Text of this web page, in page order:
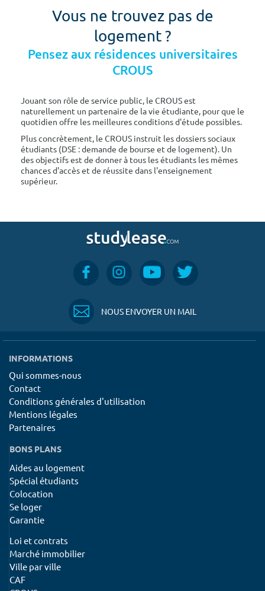
Vous ne trouvez pas de
logement ?
Pensez aux résidences universitaires
CROUS
Jouant son rôle de service public, le CROUS est
naturellement un partenaire de la vie étudiante, pour que le
quotidien offre les meilleures conditions d'étude possibles.
Plus concrètement, le CROUS instruit les dossiers sociaux
étudiants (DSE : demande de bourse et de logement). Un
des objectifs est de donner à tous les étudiants les mêmes
chances d'accès et de réussite dans l'enseignement
supérieur.
NOUS ENVOYER UN MAIL
INFORMATIONS
Qui sommes-nous
Contact
Conditions générales d'utilisation
Mentions légales
Partenaires
BONS PLANS
Aides au logement
Spécial étudiants
Colocation
Se loger
Garantie
Loi et contrats
Marché immobilier
Ville par ville
CAF